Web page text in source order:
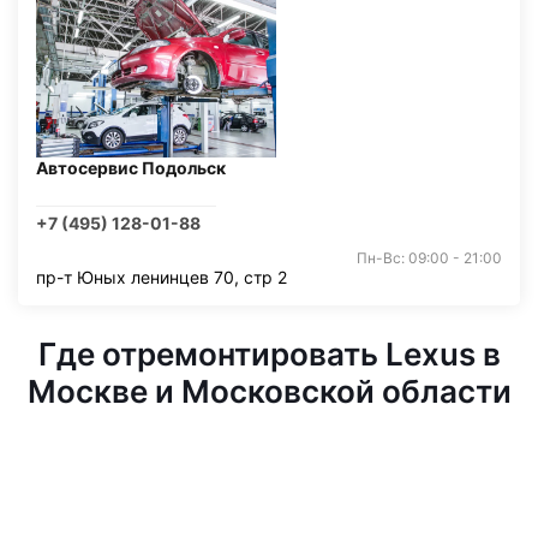
Автосервис Подольск
+7 (495) 128-01-88
Пн-Вс: 09:00 - 21:00
пр-т Юных ленинцев 70, стр 2
Где отремонтировать Lexus в
Москве и Московской области